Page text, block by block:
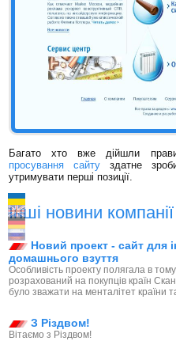
Багато хто вже дійшли
просування сайту здатне
утримувати перші позиції.
Інші новини компанії
Новий проект - сайт для
домашнього взуття
Особливість проекту полягала в
розрахований на покупців країн
було зважати на менталітет країни
З Різдвом!
Вітаємо з Різдвом!